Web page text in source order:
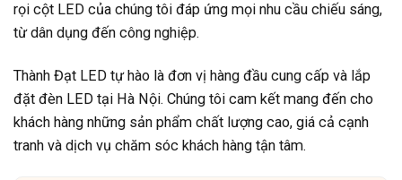
rọi cột LED của chúng tôi đáp ứng mọi nhu cầu chiếu sáng,
từ dân dụng đến công nghiệp.
Thành Đạt LED tự hào là đơn vị hàng đầu cung cấp và lắp
đặt đèn LED tại Hà Nội. Chúng tôi cam kết mang đến cho
khách hàng những sản phẩm chất lượng cao, giá cả cạnh
tranh và dịch vụ chăm sóc khách hàng tận tâm.